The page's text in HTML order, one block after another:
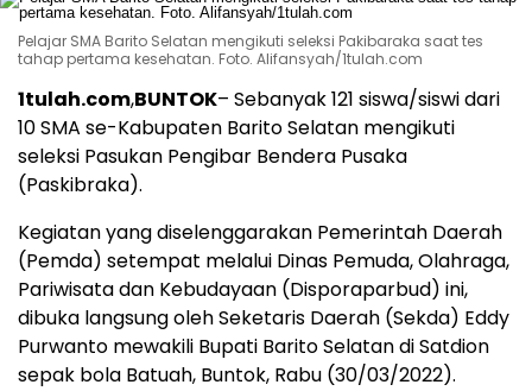
Pelajar SMA Barito Selatan mengikuti seleksi Pakibaraka saat tes
tahap pertama kesehatan. Foto. Alifansyah/1tulah.com
1tulah.com,BUNTOK– Sebanyak 121 siswa/siswi dari
10 SMA se-Kabupaten Barito Selatan mengikuti
seleksi Pasukan Pengibar Bendera Pusaka
(Paskibraka).
Kegiatan yang diselenggarakan Pemerintah Daerah
(Pemda) setempat melalui Dinas Pemuda, Olahraga,
Pariwisata dan Kebudayaan (Disporaparbud) ini,
dibuka langsung oleh Seketaris Daerah (Sekda) Eddy
Purwanto mewakili Bupati Barito Selatan di Satdion
sepak bola Batuah, Buntok, Rabu (30/03/2022).